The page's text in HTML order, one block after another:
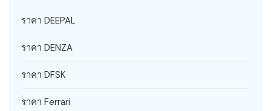
ราคา DEEPAL
ราคา DENZA
ราคา DFSK
ราคา Ferrari